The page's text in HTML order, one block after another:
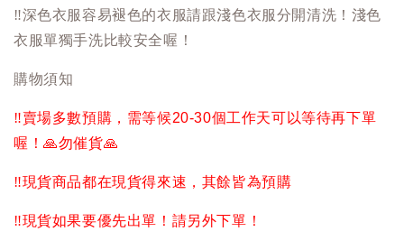
‼️深色衣服容易褪色的衣服請跟淺色衣服分開清洗！淺色
衣服單獨手洗比較安全喔！
購物須知
‼️賣場多數預購，需等候20-30個工作天可以等待再下單
喔！🙏勿催貨🙏
‼️現貨商品都在現貨得來速，其餘皆為預購
‼️現貨如果要優先出單！請另外下單！